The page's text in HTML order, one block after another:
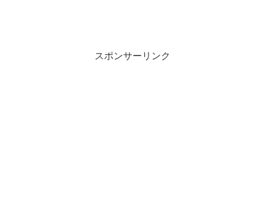
スポンサーリンク